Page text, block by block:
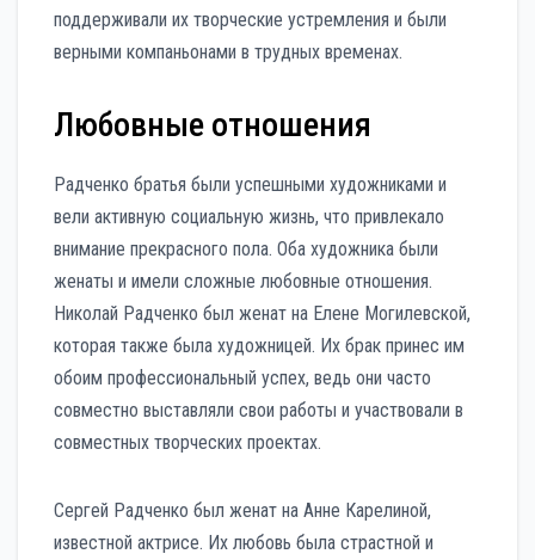
поддерживали их творческие устремления и были
верными компаньонами в трудных временах.
Любовные отношения
Радченко братья были успешными художниками и
вели активную социальную жизнь, что привлекало
внимание прекрасного пола. Оба художника были
женаты и имели сложные любовные отношения.
Николай Радченко был женат на Елене Могилевской,
которая также была художницей. Их брак принес им
обоим профессиональный успех, ведь они часто
совместно выставляли свои работы и участвовали в
совместных творческих проектах.
Сергей Радченко был женат на Анне Карелиной,
известной актрисе. Их любовь была страстной и